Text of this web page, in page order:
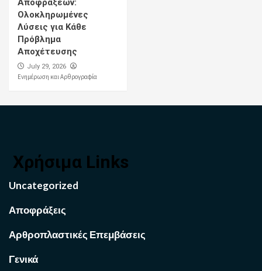
Αποφράξεων:
Ολοκληρωμένες
Λύσεις για Κάθε
Πρόβλημα
Αποχέτευσης
July 29, 2026
Ενημέρωση και Αρθρογραφία
Χρήσιμα Links
Uncategorized
Αποφράξεις
Αρθροπλαστικές Επεμβάσεις
Γενικά